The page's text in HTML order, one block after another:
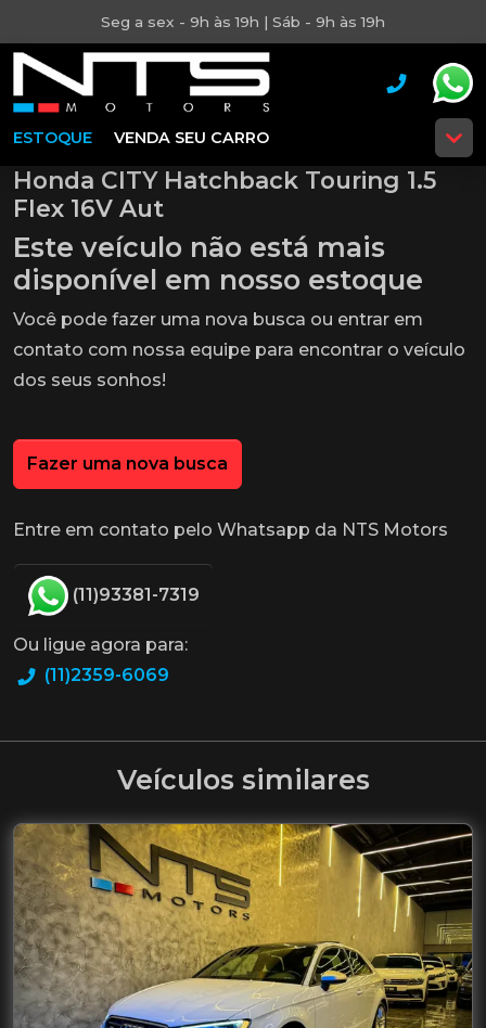
Seg a sex - 9h às 19h | Sáb - 9h às 19h
ESTOQUE VENDA SEU CARRO
Honda CITY Hatchback Touring 1.5
Flex 16V Aut
Este veículo não está mais
disponível em nosso estoque
Você pode fazer uma nova busca ou entrar em
contato com nossa equipe para encontrar o veículo
dos seus sonhos!
Fazer uma nova busca
Entre em contato pelo Whatsapp da NTS Motors
(11)93381-7319
Ou ligue agora para:
(11)2359-6069
Veículos similares